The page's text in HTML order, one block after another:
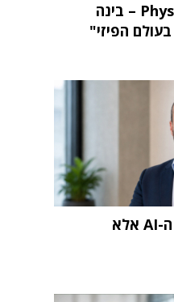
"העתיד הוא Physical AI – בינה
הפיזי"
"האתגר הגדול אינו ה-AI אלא